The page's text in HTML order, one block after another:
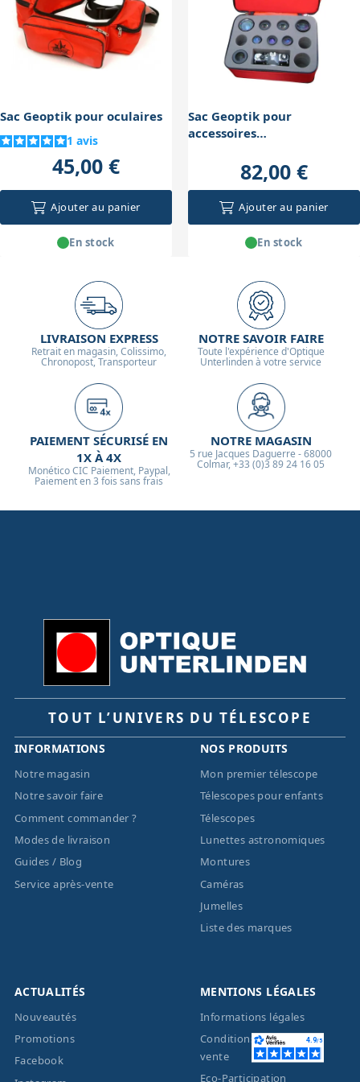
et la stabilité du matériel à l’intérieur.
Sac Geoptik pour oculaires
1 avis
45,00 €
Ajouter au panier
En stock
Sac Geoptik pour
accessoires
82,00 €
Ajouter au panier
En stock
LIVRAISON EXPRESS
Retrait en magasin, Colissimo,
Chronopost, Transporteur
NOTRE SAVOIR FAIRE
Toute l'expérience d'Optique
Unterlinden à votre service
PAIEMENT SÉCURISÉ EN
1X À 4X
Monético CIC Paiement, Paypal,
Paiement en 3 fois sans frais
NOTRE MAGASIN
5 rue Jacques Daguerre - 68000
Colmar, +33 (0)3 89 24 16 05
TOUT L’UNIVERS DU TÉLESCOPE
INFORMATIONS
Notre magasin
Notre savoir faire
Comment commander ?
Modes de livraison
Guides / Blog
Service après-vente
NOS PRODUITS
Mon premier télescope
Télescopes pour enfants
Télescopes
Lunettes astronomiques
Montures
Caméras
Jumelles
Liste des marques
ACTUALITÉS
Nouveautés
Promotions
Facebook
MENTIONS LÉGALES
Informations légales
Conditions générales de
vente
Eco-Participation